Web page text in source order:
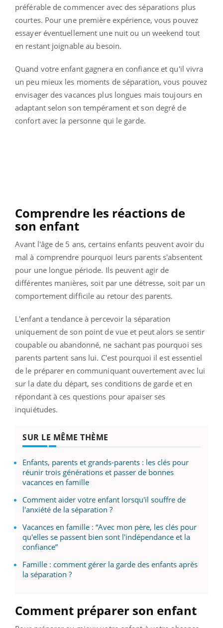
préférable de commencer avec des séparations plus
courtes. Pour une première expérience, vous pouvez
essayer éventuellement une nuit ou un weekend tout
en restant joignable au besoin.
Quand votre enfant gagnera en confiance et qu'il vivra
un peu mieux les moments de séparation, vous pouvez
envisager des vacances plus longues mais toujours en
adaptant selon son tempérament et son degré de
confort avec la personne qui le garde.
Comprendre les réactions de
son enfant
Avant l'âge de 5 ans, certains enfants peuvent avoir du
mal à comprendre pourquoi leurs parents s'absentent
pour une longue période. Ils peuvent agir de
différentes manières, soit par une détresse, soit par un
comportement difficile au retour des parents.
L'enfant a tendance à percevoir la séparation
uniquement de son point de vue et peut alors se sentir
coupable ou abandonné, ne sachant pas pourquoi ses
parents partent sans lui. C'est pourquoi il est essentiel
de le préparer en communiquant ouvertement avec lui
sur la date du départ, ses conditions de garde et en
répondant à ces questions pour apaiser ses
inquiétudes.
SUR LE MÊME THÈME
Enfants, parents et grands-parents : les clés pour
réunir trois générations et passer de bonnes
vacances en famille
Comment aider votre enfant lorsqu'il souffre de
l'anxiété de la séparation ?
Vacances en famille : “Avec mon père, les clés pour
qu'elles se passent bien sont l'indépendance et la
confiance”
Famille : comment gérer la garde des enfants après
la séparation ?
Comment préparer son enfant